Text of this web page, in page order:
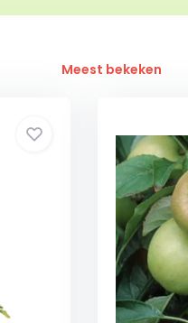
Meest bekeken